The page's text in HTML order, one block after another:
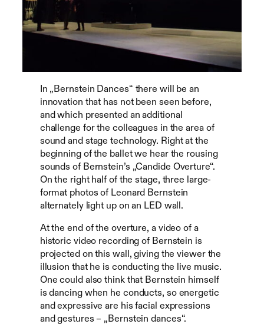
In „Bernstein Dances“ there will be an
innovation that has not been seen before,
and which presented an additional
challenge for the colleagues in the area of
sound and stage technology. Right at the
beginning of the ballet we hear the rousing
sounds of Bernstein’s „Candide Overture“.
On the right half of the stage, three large-
format photos of Leonard Bernstein
alternately light up on an LED wall.
At the end of the overture, a video of a
historic video recording of Bernstein is
projected on this wall, giving the viewer the
illusion that he is conducting the live music.
One could also think that Bernstein himself
is dancing when he conducts, so energetic
and expressive are his facial expressions
and gestures – „Bernstein dances“.